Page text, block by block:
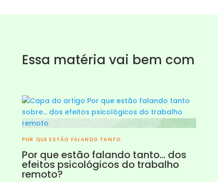
Essa matéria vai bem com
POR QUE ESTÃO FALANDO TANTO
Por que estão falando tanto… dos
efeitos psicológicos do trabalho
remoto?